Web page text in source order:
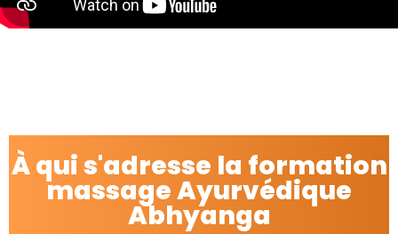
À qui s'adresse la formation
massage Ayurvédique
Abhyanga